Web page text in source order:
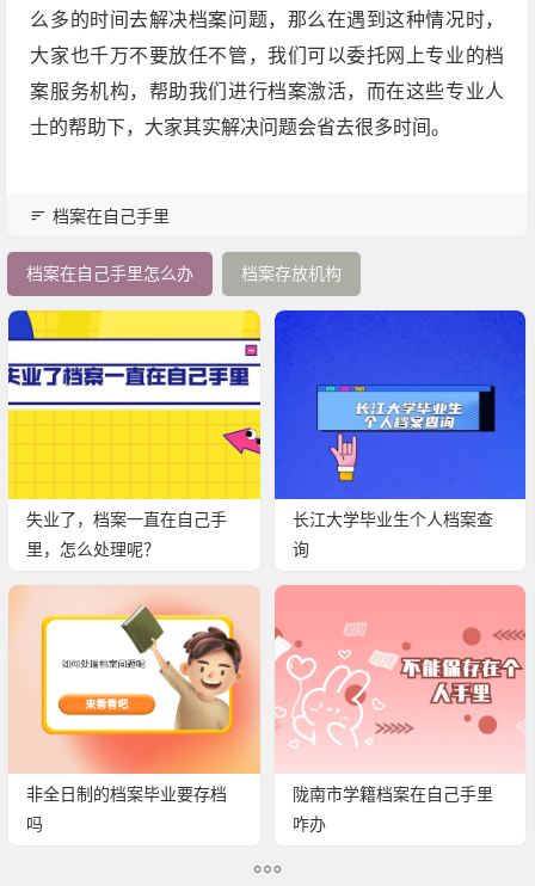
么多的时间去解决档案问题，那么在遇到这种情况时，
大家也千万不要放任不管，我们可以委托网上专业的档
案服务机构，帮助我们进行档案激活，而在这些专业人
士的帮助下，大家其实解决问题会省去很多时间。
档案在自己手里
档案在自己手里怎么办 档案存放机构
失业了，档案一直在自己手
里，怎么处理呢？
长江大学毕业生个人档案查
询
非全日制的档案毕业要存档
吗
陇南市学籍档案在自己手里
咋办